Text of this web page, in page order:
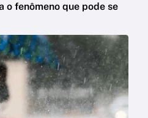
o fenômeno que pode se